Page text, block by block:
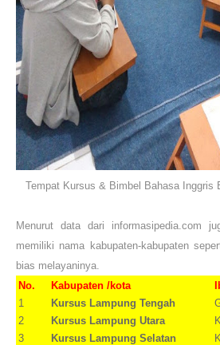
Tempat Kursus & Bimbel Bahasa Inggris
Menurut data dari informasipedia.com
memiliki nama kabupaten-kabupaten
bias melayaninya.
No.
Kabupaten /kota
1
Kursus Lampung Tengah
2
Kursus Lampung Utara
3
Kursus Lampung Selatan